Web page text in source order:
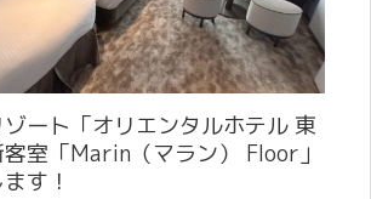
ート「オリエンタルホテル 東
室「Marin（マラン） Floor」
す！